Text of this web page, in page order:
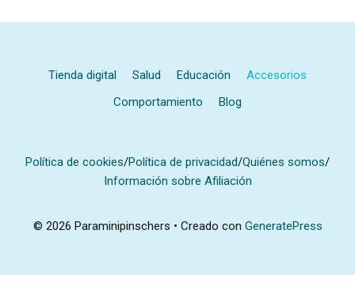
Tienda digital Salud Educación
Accesorios
Comportamiento
Blog
Política de cookies/Política de privacidad/Quiénes somos/
Información sobre Afiliación
© 2026 Paraminipinschers • Creado con GeneratePress